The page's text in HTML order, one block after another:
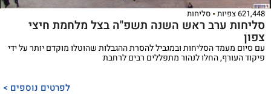
621,448 צפיות סליחות
סליחות ערב ראש השנה תשפ"ה בצל מלחמת חיצי
צפון
עם סיום מעמד הסליחות ובמגביל להסרת ההגבלות שהוטלו מוקדם יותר על ידי
פיקוד העורף, החלו לנהור מתפללים רבים לרחבת
לפרטים נוספים >